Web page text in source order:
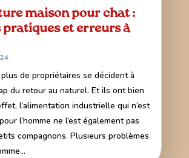
maison pour chat :
pratiques et erreurs à
de propriétaires se décident à
du retour au naturel. Et ils ont bien
l’alimentation industrielle qui n’est
l’homme ne l’est également pas
compagnons. Plusieurs problèmes